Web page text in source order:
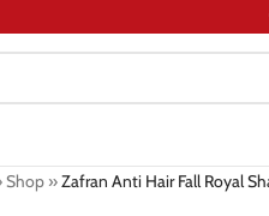
Shop»Zafran Anti Hair Fall Royal